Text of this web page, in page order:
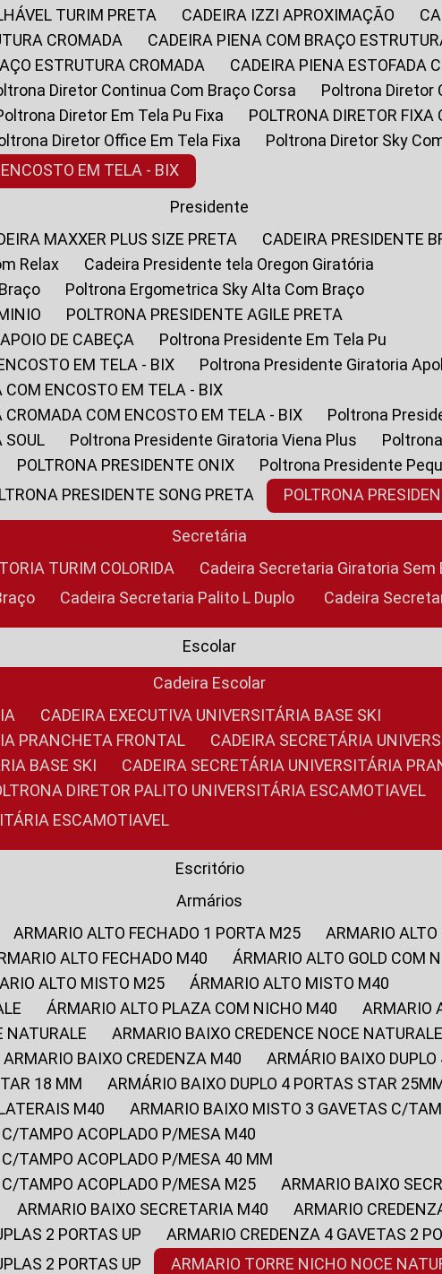
TURIM PRETA
CADEIRA IZZI APROXIMAÇÃO
CROMADA
CADEIRA PIENA COM BRAÇO
ESTRUTURA CROMADA
CADEIRA PIENA ESTOFADA
Diretor Continua Com Braço Corsa
Poltrona
Poltrona Diretor Em Tela Pu Fixa
POLTRONA DIRETOR FIXA
Diretor Office Em Tela Fixa
Poltrona Diretor Sky
EM TELA - BIX
Presidente
MAXXER PLUS SIZE PRETA
CADEIRA PRESIDENTE
Relax
Cadeira Presidente tela Oregon Giratória
Poltrona Ergometrica Sky Alta Com Braço
POLTRONA PRESIDENTE AGILE PRETA
DE CABEÇA
Poltrona Presidente Em Tela Pu
EM TELA - BIX
Poltrona Presidente Giratoria
COM ENCOSTO EM TELA - BIX
CROMADA COM ENCOSTO EM TELA - BIX
Poltrona
SOUL
Poltrona Presidente Giratoria Viena Plus
POLTRONA PRESIDENTE ONIX
Poltrona Presidente
PRESIDENTE SONG PRETA POLTRONA
Secretária
TURIM COLORIDA
Cadeira Secretaria Giratoria Sem
Cadeira Secretaria Palito L Duplo Cadeira
Escolar
Cadeira Escolar
CADEIRA EXECUTIVA UNIVERSITÁRIA BASE SKI
PRANCHETA FRONTAL
CADEIRA SECRETÁRIA
BASE SKI
CADEIRA SECRETÁRIA UNIVERSITÁRIA
DIRETOR PALITO UNIVERSITÁRIA ESCAMOTIAVEL
ESCAMOTIAVEL
Escritório
Armários
ARMARIO ALTO FECHADO 1 PORTA M25
ARMARIO
ALTO FECHADO M40
ÁRMARIO ALTO GOLD COM
ALTO MISTO M25
ÁRMARIO ALTO MISTO M40
ÁRMARIO ALTO PLAZA COM NICHO M40
NATURALE
ARMARIO BAIXO CREDENCE NOCE NATURALE
ARMARIO BAIXO CREDENZA M40
ARMÁRIO BAIXO
18 MM
ARMÁRIO BAIXO DUPLO 4 PORTAS STAR
M40
ARMARIO BAIXO MISTO 3 GAVETAS C/
C/TAMPO ACOPLADO P/MESA M40
C/TAMPO ACOPLADO P/MESA 40 MM
C/TAMPO ACOPLADO P/MESA M25
ARMARIO BAIXO
ARMARIO BAIXO SECRETARIA M40
ARMARIO
2 PORTAS UP
ARMARIO CREDENZA 4 GAVETAS 2
2 PORTAS UP
ARMARIO TORRE NICHO NOCE